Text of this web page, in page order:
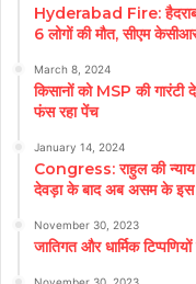
Hyderabad Fire:
6 लोगों की मौत, सीएम
March 8, 2024
किसानों को MSP की
फंस रहा पेंच
January 14, 2024
Congress: राहुल की
देवड़ा के बाद अब असम के इस
November 30, 2023
जातिगत और धार्मिक